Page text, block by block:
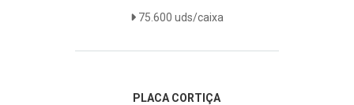
75.600 uds/caixa
PLACA CORTIÇA